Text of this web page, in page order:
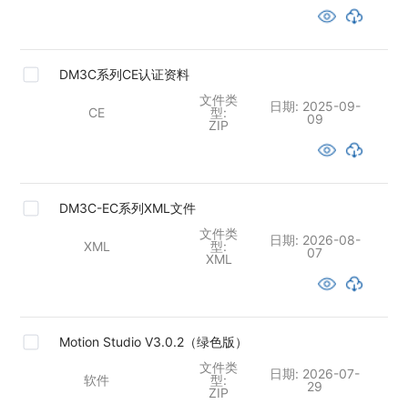
DM3C系列CE认证资料
CE
文件类
型:
ZIP
日期: 2025-09-
09
DM3C-EC系列XML文件
XML
文件类
型:
XML
日期: 2026-08-
07
Motion Studio V3.0.2（绿色版）
软件
文件类
型:
ZIP
日期: 2026-07-
29